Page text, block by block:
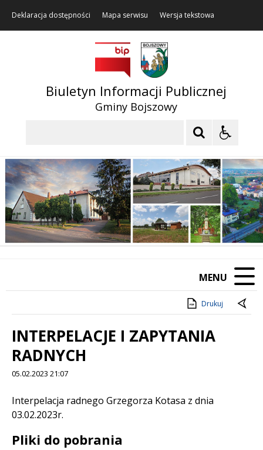
Deklaracja dostępności Mapa serwisu Wersja tekstowa
Biuletyn Informacji Publicznej
Gminy Bojszowy
MENU
Drukuj
INTERPELACJE I ZAPYTANIA
RADNYCH
05.02.2023 21:07
Treść
Interpelacja radnego Grzegorza Kotasa z dnia
03.02.2023r.
Pliki do pobrania